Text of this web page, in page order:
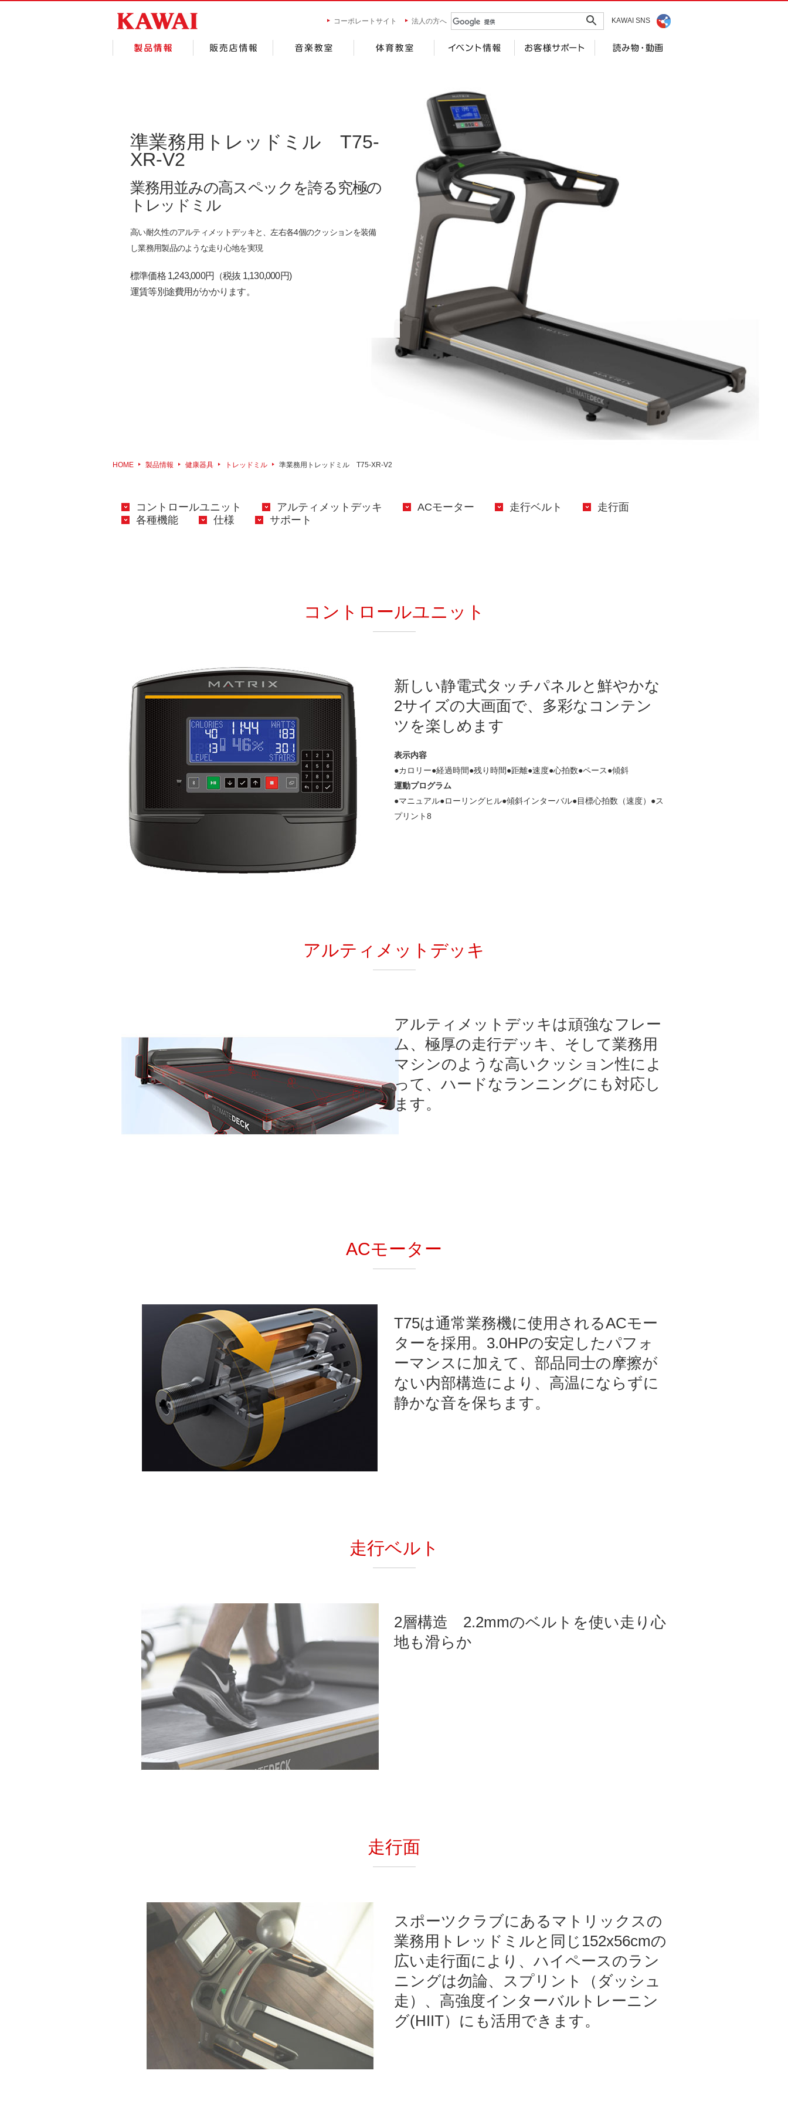
コーポレートサイト 法人の方へ KAWAI SNS
準業務用トレッドミル T75-
XR-V2
業務用並みの高スペックを誇る究極の
トレッドミル
高い耐久性のアルティメットデッキと、左右各4個のクッションを装備
し業務用製品のような走り心地を実現
標準価格 1,243,000円
（税抜 1,130,000円)
運賃等別途費用がかかります。
HOME 製品情報 健康器具 トレッドミル 準業務用トレッドミル T75-XR-V2
コントロールユニット アルティメットデッキ ACモーター 走行ベルト
走行面
各種機能
仕様 サポート
コントロールユニット
新しい静電式タッチパネルと鮮やかな
2サイズの大画面で、多彩なコンテン
ツを楽しめます
表示内容
●カロリー●経過時間●残り時間●距離●速度●心拍数●ペース●傾斜
運動プログラム
●マニュアル●ローリングヒル●傾斜インターバル●目標心拍数（速度）●ス
プリント8
アルティメットデッキ
アルティメットデッキは頑強なフレー
ム、極厚の走行デッキ、そして業務用
マシンのような高いクッション性によ
って、ハードなランニングにも対応し
ます。
ACモーター
T75は通常業務機に使用されるACモー
ターを採用。3.0HPの安定したパフォ
ーマンスに加えて、部品同士の摩擦が
ない内部構造により、高温にならずに
静かな音を保ちます。
走行ベルト
2層構造 2.2mmのベルトを使い走り心
地も滑らか
走行面
スポーツクラブにあるマトリックスの
業務用トレッドミルと同じ152x56cmの
広い走行面により、ハイペースのラン
ニングは勿論、スプリント（ダッシュ
走）、高強度インターバルトレーニン
グ(HIIT）にも活用できます。